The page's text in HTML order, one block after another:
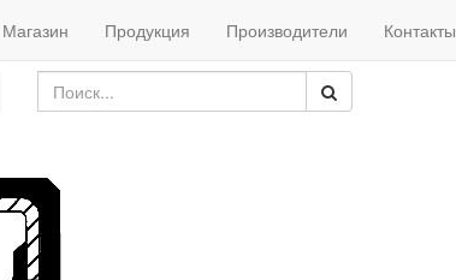
Магазин Продукция Производители Контакты